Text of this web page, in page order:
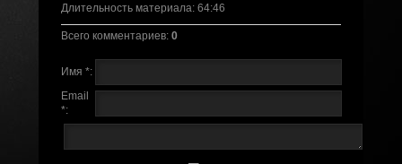
Длительность материала: 64:46
Всего комментариев: 0
Имя *:
Email
*: